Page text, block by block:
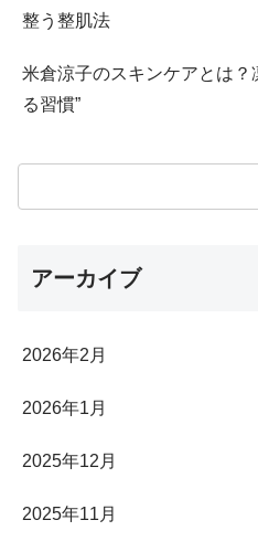
整う整肌法
米倉涼子のスキンケアとは？
る習慣”
アーカイブ
2026年2月
2026年1月
2025年12月
2025年11月